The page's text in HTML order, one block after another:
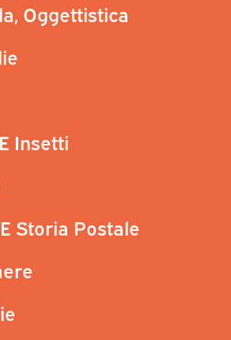
Oggettistica
Insetti
Storia Postale